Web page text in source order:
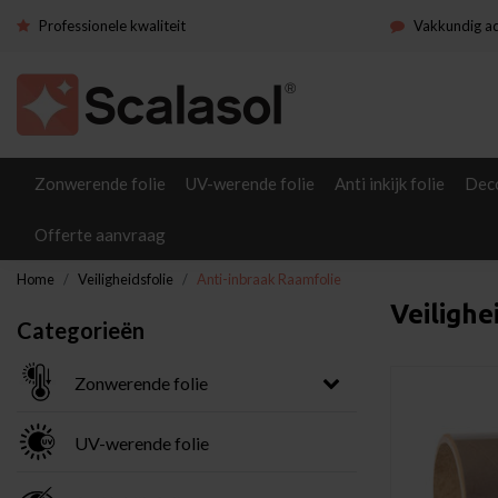
Professionele kwaliteit Vakkundig
Zonwerende folie UV-werende folie Anti inkijk folie
Offerte aanvraag
Home Veiligheidsfolie Anti-inbraak Raamfolie
Categorieën
Zonwerende folie
UV-werende folie